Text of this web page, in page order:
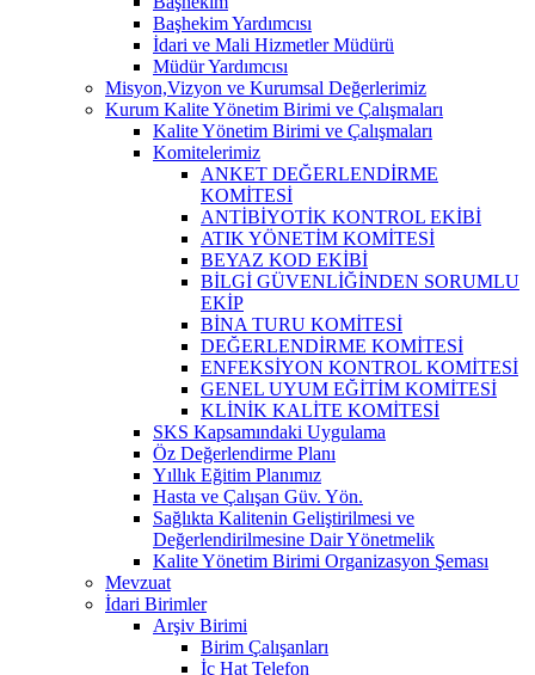
Başhekim Yardımcısı
İdari ve Mali Hizmetler Müdürü
Müdür Yardımcısı
Misyon,Vizyon ve Kurumsal Değerlerimiz
Kurum Kalite Yönetim Birimi ve Çalışmaları
Kalite Yönetim Birimi ve Çalışmaları
Komitelerimiz
ANKET DEĞERLENDİRME
KOMİTESİ
ANTİBİYOTİK KONTROL EKİBİ
ATIK YÖNETİM KOMİTESİ
BEYAZ KOD EKİBİ
BİLGİ GÜVENLİĞİNDEN SORUMLU
EKİP
BİNA TURU KOMİTESİ
DEĞERLENDİRME KOMİTESİ
ENFEKSİYON KONTROL KOMİTESİ
GENEL UYUM EĞİTİM KOMİTESİ
KLİNİK KALİTE KOMİTESİ
SKS Kapsamındaki Uygulama
Öz Değerlendirme Planı
Yıllık Eğitim Planımız
Hasta ve Çalışan Güv. Yön.
Sağlıkta Kalitenin Geliştirilmesi ve
Değerlendirilmesine Dair Yönetmelik
Kalite Yönetim Birimi Organizasyon Şeması
Mevzuat
İdari Birimler
Arşiv Birimi
Birim Çalışanları
İç Hat Telefon